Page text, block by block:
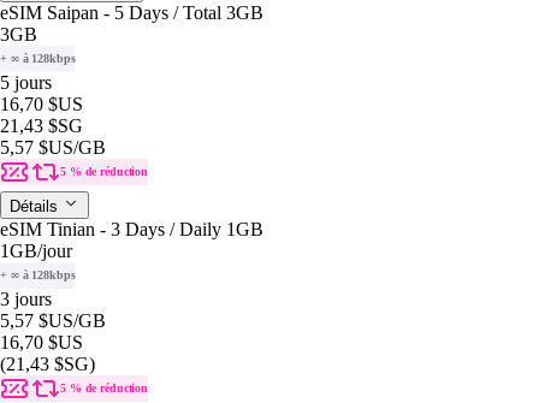
eSIM Saipan - 5 Days / Total 3GB
3GB
+ ∞ à 128kbps
5 jours
16,70 $US
21,43 $SG
5,57 $US/GB
5 % de réduction
Détails
eSIM Tinian - 3 Days / Daily 1GB
1GB/jour
+ ∞ à 128kbps
3 jours
5,57 $US/GB
16,70 $US
(21,43 $SG)
5 % de réduction